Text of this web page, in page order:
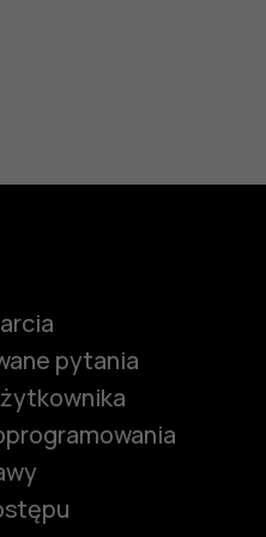
pytania